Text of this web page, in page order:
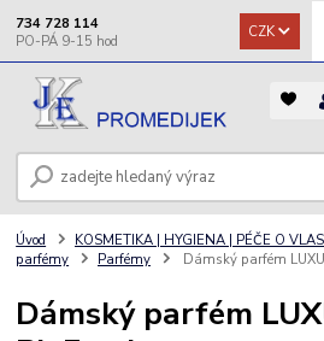
CZK
734 728 114
Úvod KOSMETIKA | HYGIENA | PÉČE O
parfémy
Parfémy Dámský parfém
Dámský parfém